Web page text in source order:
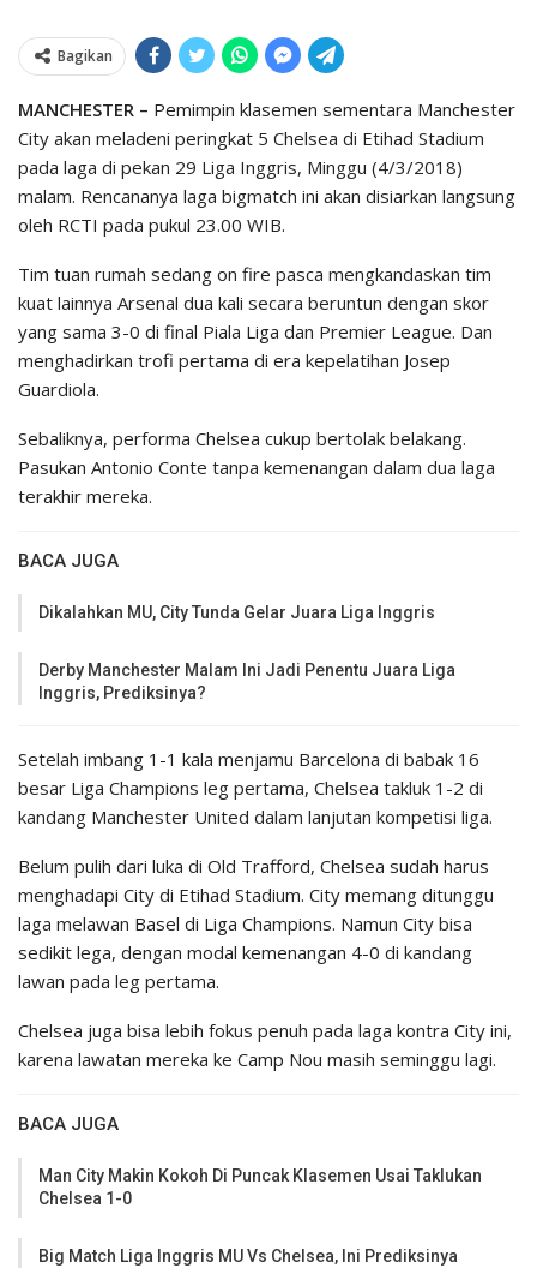
Bagikan
MANCHESTER – Pemimpin klasemen sementara Manchester
City akan meladeni peringkat 5 Chelsea di Etihad Stadium
pada laga di pekan 29 Liga Inggris, Minggu (4/3/2018)
malam. Rencananya laga bigmatch ini akan disiarkan langsung
oleh RCTI pada pukul 23.00 WIB.
Tim tuan rumah sedang on fire pasca mengkandaskan tim
kuat lainnya Arsenal dua kali secara beruntun dengan skor
yang sama 3-0 di final Piala Liga dan Premier League. Dan
menghadirkan trofi pertama di era kepelatihan Josep
Guardiola.
Sebaliknya, performa Chelsea cukup bertolak belakang.
Pasukan Antonio Conte tanpa kemenangan dalam dua laga
terakhir mereka.
BACA JUGA
Dikalahkan MU, City Tunda Gelar Juara Liga Inggris
Derby Manchester Malam Ini Jadi Penentu Juara Liga
Inggris, Prediksinya?
Setelah imbang 1-1 kala menjamu Barcelona di babak 16
besar Liga Champions leg pertama, Chelsea takluk 1-2 di
kandang Manchester United dalam lanjutan kompetisi liga.
Belum pulih dari luka di Old Trafford, Chelsea sudah harus
menghadapi City di Etihad Stadium. City memang ditunggu
laga melawan Basel di Liga Champions. Namun City bisa
sedikit lega, dengan modal kemenangan 4-0 di kandang
lawan pada leg pertama.
Chelsea juga bisa lebih fokus penuh pada laga kontra City ini,
karena lawatan mereka ke Camp Nou masih seminggu lagi.
BACA JUGA
Man City Makin Kokoh Di Puncak Klasemen Usai Taklukan
Chelsea 1-0
Big Match Liga Inggris MU Vs Chelsea, Ini Prediksinya